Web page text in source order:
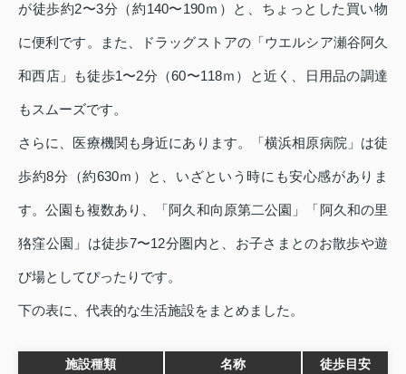
が徒歩約2〜3分（約140〜190ｍ）と、ちょっとした買い物
に便利です。また、ドラッグストアの「ウエルシア瀬谷阿久
和西店」も徒歩1〜2分（60〜118ｍ）と近く、日用品の調達
もスムーズです。
さらに、医療機関も身近にあります。「横浜相原病院」は徒
歩約8分（約630ｍ）と、いざという時にも安心感がありま
す。公園も複数あり、「阿久和向原第二公園」「阿久和の里
狢窪公園」は徒歩7〜12分圏内と、お子さまとのお散歩や遊
び場としてぴったりです。
下の表に、代表的な生活施設をまとめました。
施設種類 名称 徒歩目安